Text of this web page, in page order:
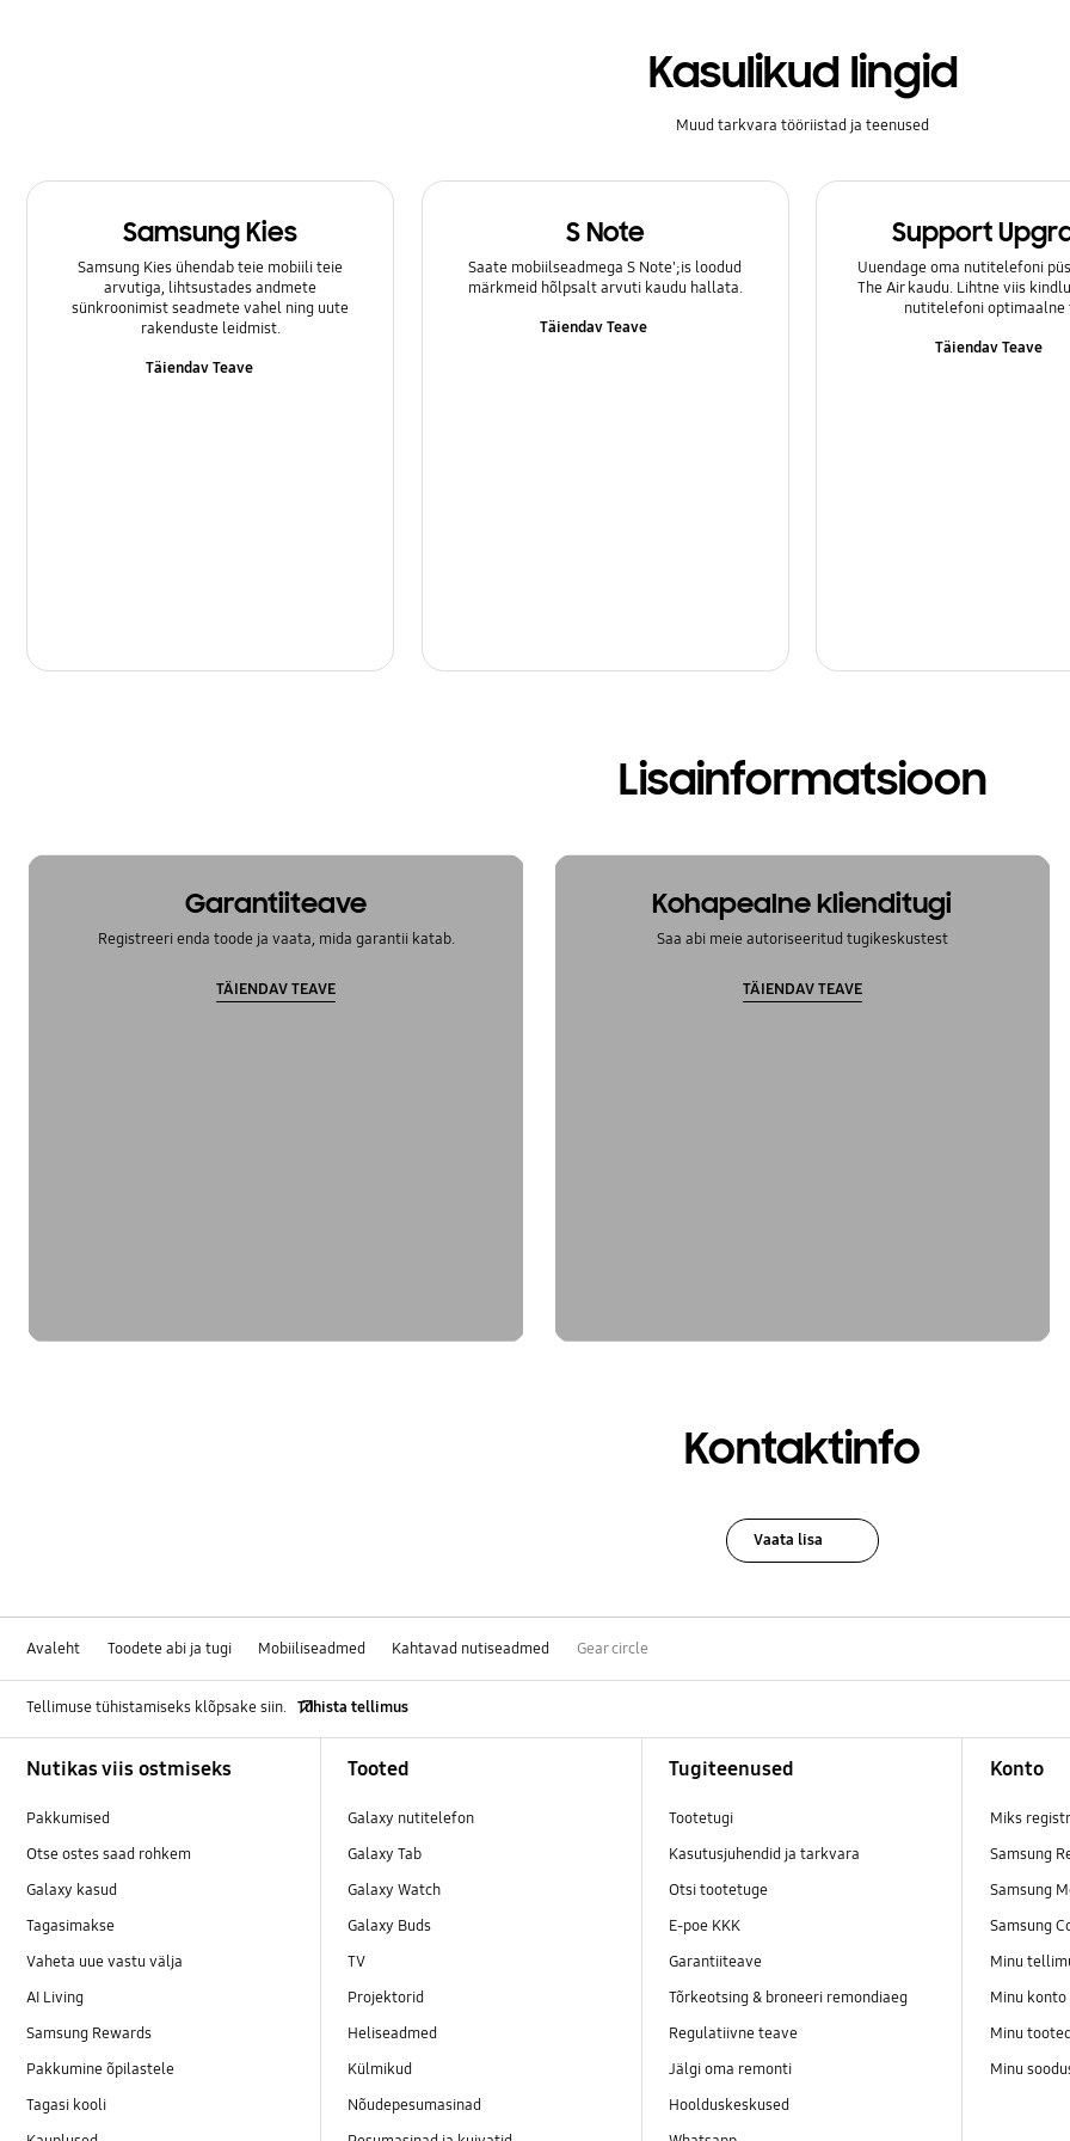
Kasulikud lingid
Muud tarkvara tööriistad ja teenused
Samsung Kies
Samsung Kies ühendab teie mobiili teie
arvutiga, lihtsustades andmete
sünkroonimist seadmete vahel ning uute
rakenduste leidmist.
Täiendav Teave
S Note
Saate mobiilseadmega S Note';is loodud
märkmeid hõlpsalt arvuti kaudu hallata.
Täiendav Teave
Support
Uuendage oma nutitelefoni
The Air kaudu. Lihtne viis
nutitelefoni optimaalne
Täiendav Teave
Lisainformatsioon
Garantiiteave
Registreeri enda toode ja vaata, mida garantii katab.
TÄIENDAV TEAVE
Kohapealne klienditugi
Saa abi meie autoriseeritud tugikeskustest
TÄIENDAV TEAVE
Kontaktinfo
Vaata lisa
Avaleht Toodete abi ja tugi Mobiiliseadmed Kahtavad nutiseadmed Gear circle
Tellimuse tühistamiseks klõpsake siin. Tühista tellimus
Nutikas viis ostmiseks
Pakkumised
Otse ostes saad rohkem
Galaxy kasud
Tagasimakse
Vaheta uue vastu välja
AI Living
Samsung Rewards
Pakkumine õpilastele
Tagasi kooli
Tooted
Galaxy nutitelefon
Galaxy Tab
Galaxy Watch
Galaxy Buds
TV
Projektorid
Heliseadmed
Külmikud
Nõudepesumasinad
Tugiteenused
Tootetugi
Kasutusjuhendid ja tarkvara
Otsi tootetuge
E-poe KKK
Garantiiteave
Tõrkeotsing & broneeri remondiaeg
Regulatiivne teave
Jälgi oma remonti
Hoolduskeskused
Konto
Miks
Samsung
Samsung
Samsung
Minu
Minu konto
Minu
Minu